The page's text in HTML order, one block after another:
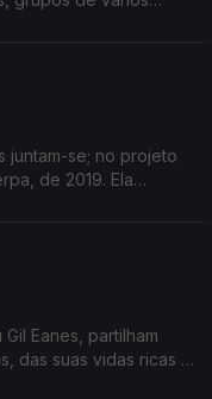
juntam-se; no projeto
de 2019. Ela
Eanes, partilham
das suas vidas ricas e